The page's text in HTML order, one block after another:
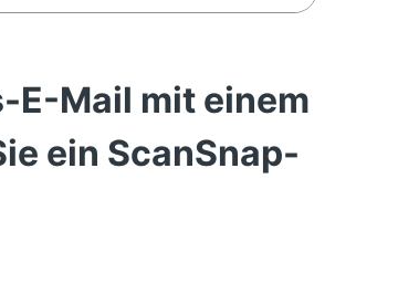
E-Mail mit einem
ein ScanSnap-